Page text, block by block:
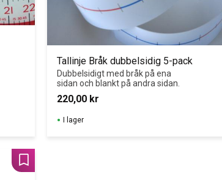
Tallinje Bråk dubbelsidig 5-pack
Dubbelsidigt med bråk på ena
sidan och blankt på andra sidan.
220,00 kr
I lager
Lägg till i favoriter